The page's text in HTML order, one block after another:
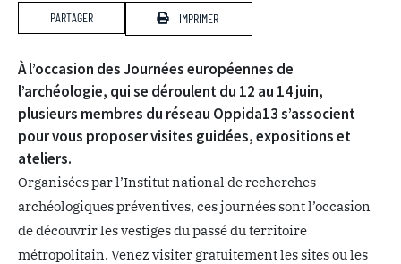
PARTAGER IMPRIMER
À l’occasion des Journées européennes de
l’archéologie, qui se déroulent du 12 au 14 juin,
plusieurs membres du réseau Oppida13 s’associent
pour vous proposer visites guidées, expositions et
ateliers.
Organisées par l’Institut national de recherches
archéologiques préventives, ces journées sont l’occasion
de découvrir les vestiges du passé du territoire
métropolitain. Venez visiter gratuitement les sites ou les